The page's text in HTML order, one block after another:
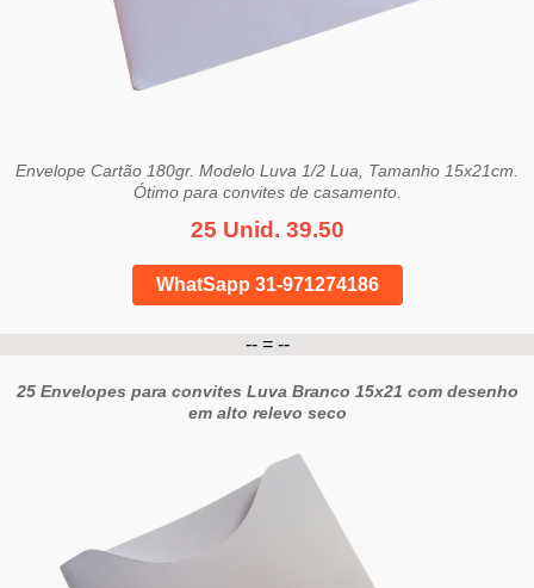
Envelope Cartão 180gr. Modelo Luva 1/2 Lua, Tamanho 15x21cm.
Ótimo para convites de casamento.
25 Unid. 39.50
WhatSapp 31-971274186
-- = --
25 Envelopes para convites Luva Branco 15x21 com desenho
em alto relevo seco